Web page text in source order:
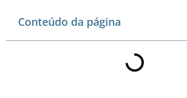
Conteúdo da página